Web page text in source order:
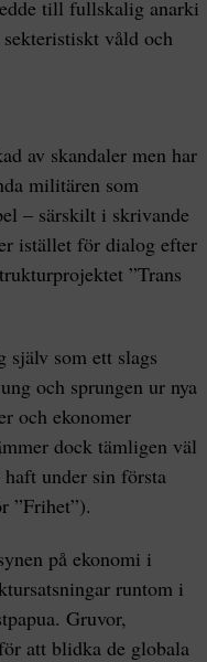
till fullskalig anarki
våld och
av skandaler men har
militären som
– särskilt i skrivande
istället för dialog efter
”Trans
som ett slags
och sprungen ur nya
och ekonomer
dock tämligen väl
under sin första
”Frihet”).
på ekonomi i
runtom i
Gruvor,
att blidka de globala